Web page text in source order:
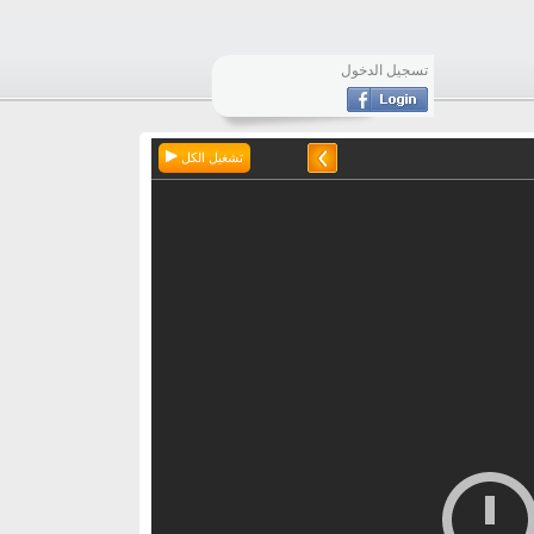
تسجيل الدخول
تشغيل الكل